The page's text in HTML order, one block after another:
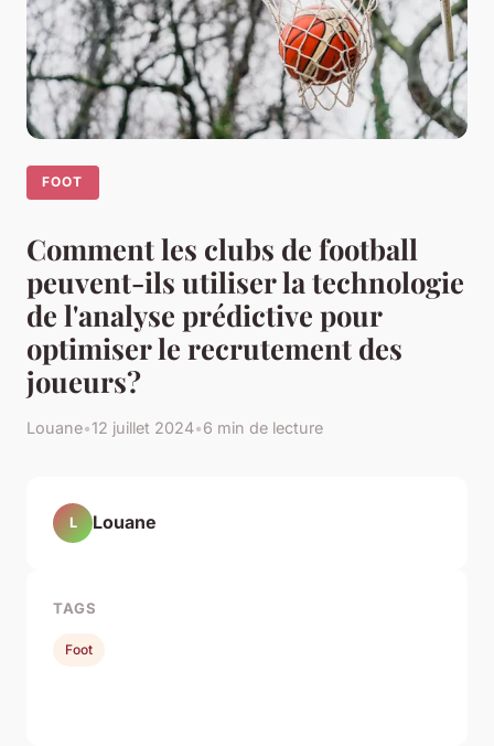
FOOT
Comment les clubs de football
peuvent-ils utiliser la technologie
de l'analyse prédictive pour
optimiser le recrutement des
joueurs?
Louane•12 juillet 2024•6 min de lecture
L Louane
TAGS
Foot